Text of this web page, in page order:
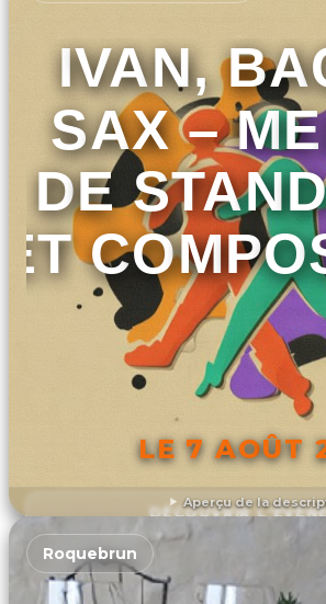
Aperçu de la
IVAN,
SAX –
DE
ET
LE 7 AOÛT
DÉCOUVRIR
Roquebrun